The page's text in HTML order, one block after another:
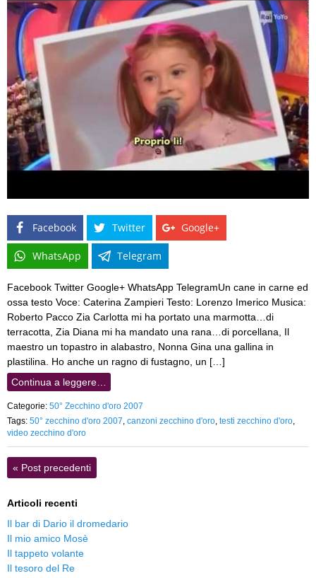
Facebook Twitter Google+
WhatsApp Telegram
Facebook Twitter Google+ WhatsApp TelegramUn cane in carne ed
ossa testo Voce: Caterina Zampieri Testo: Lorenzo Imerico Musica:
Roberto Pacco Zia Carlotta mi ha portato una marmotta…di
terracotta, Zia Diana mi ha mandato una rana…di porcellana, Il
maestro un topastro in alabastro, Nonna Gina una gallina in
plastilina. Ho anche un ragno di fustagno, un […]
Continua a leggere…
Categorie: 50° Zecchino d'oro 2007
Tags: 50° zecchino d'oro 2007 canzoni zecchino d'oro testi zecchino d'oro
video zecchino d'oro
« Post precedenti
Articoli recenti
Il bar di Dario il dromedario
Il mio amico Mosè
Il tappeto volante
Il tesoro del Re